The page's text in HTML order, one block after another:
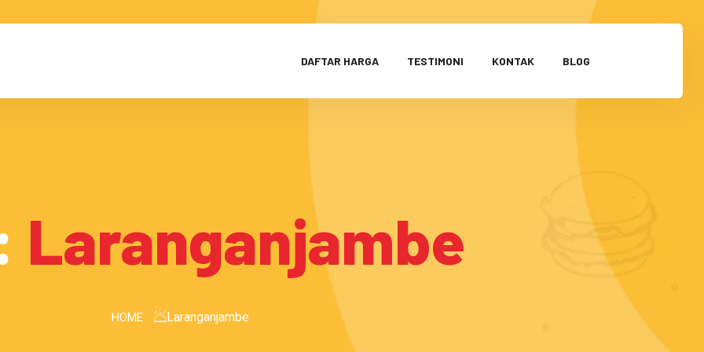
DAFTAR HARGA TESTIMONI KONTAK BLOG
Laranganjambe
HOME Laranganjambe